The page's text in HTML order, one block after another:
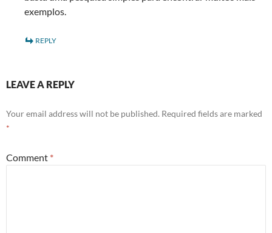
exemplos.
REPLY
LEAVE A REPLY
Your email address will not be published. Required fields are marked
*
Comment *